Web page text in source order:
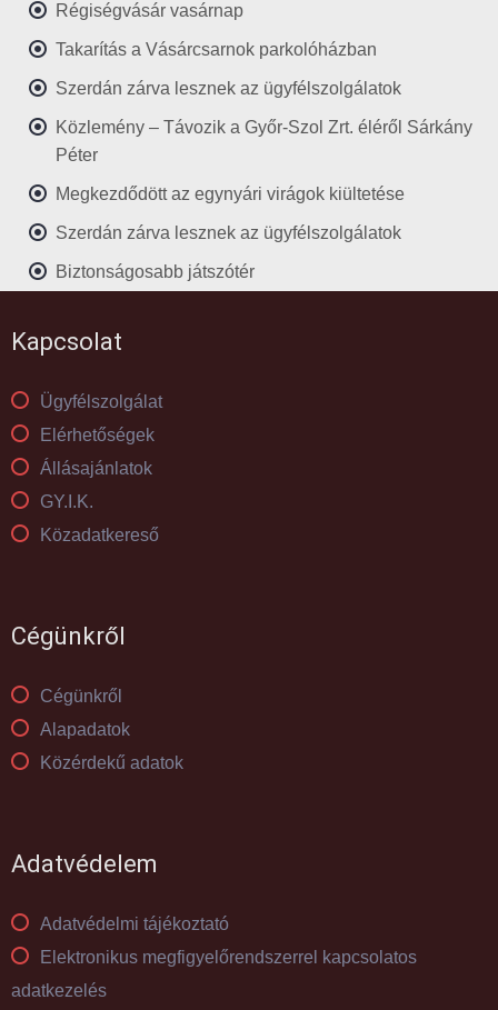
Régiségvásár vasárnap
Takarítás a Vásárcsarnok parkolóházban
Szerdán zárva lesznek az ügyfélszolgálatok
Közlemény – Távozik a Győr-Szol Zrt. éléről Sárkány
Péter
Megkezdődött az egynyári virágok kiültetése
Szerdán zárva lesznek az ügyfélszolgálatok
Biztonságosabb játszótér
Kapcsolat
Ügyfélszolgálat
Elérhetőségek
Állásajánlatok
GY.I.K.
Közadatkereső
Cégünkről
Cégünkről
Alapadatok
Közérdekű adatok
Adatvédelem
Adatvédelmi tájékoztató
Elektronikus megfigyelőrendszerrel kapcsolatos
adatkezelés